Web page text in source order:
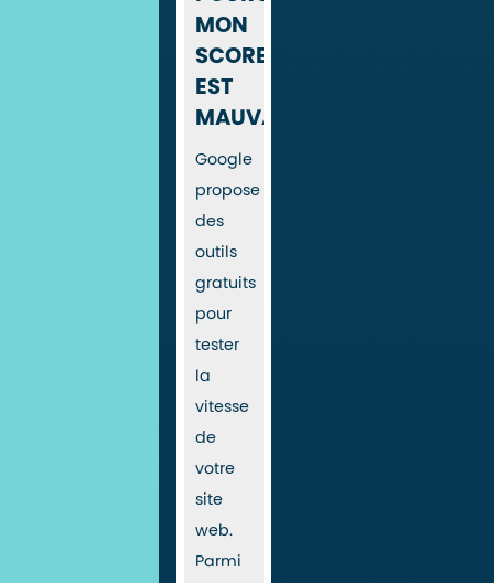
MON
SCORE
EST
MAUVAIS
Google
propose
des
outils
gratuits
pour
tester
la
vitesse
de
votre
site
web.
Parmi